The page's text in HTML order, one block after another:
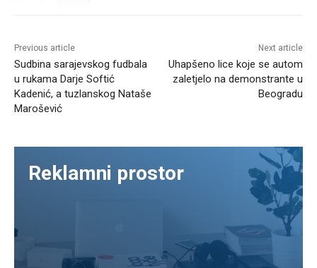
Previous article
Sudbina sarajevskog fudbala
u rukama Darje Softić
Kadenić, a tuzlanskog Nataše
Marošević
Next article
Uhapšeno lice koje se autom
zaletjelo na demonstrante u
Beogradu
Reklamni prostor